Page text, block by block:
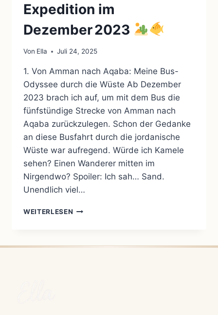
Expedition im
Dezember 2023
Von Ella Juli 24, 2025
1. Von Amman nach Aqaba: Meine Bus-
Odyssee durch die Wüste Ab Dezember
2023 brach ich auf, um mit dem Bus die
fünfstündige Strecke von Amman nach
Aqaba zurückzulegen. Schon der Gedanke
an diese Busfahrt durch die jordanische
Wüste war aufregend. Würde ich Kamele
sehen? Einen Wanderer mitten im
Nirgendwo? Spoiler: Ich sah… Sand.
Unendlich viel…
WEITERLESEN WUNDER